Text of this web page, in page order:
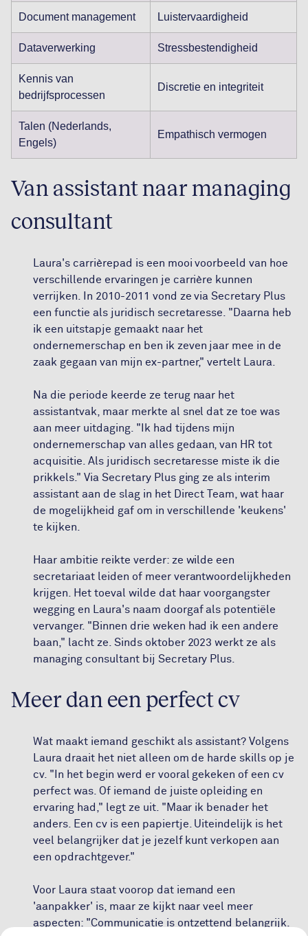
Document management Luistervaardigheid
Dataverwerking Stressbestendigheid
Kennis van
bedrijfsprocessen
Discretie en integriteit
Talen (Nederlands,
Engels)
Empathisch vermogen
Van assistant naar managing
consultant
Laura's carrièrepad is een mooi voorbeeld van hoe
verschillende ervaringen je carrière kunnen
verrijken. In 2010-2011 vond ze via Secretary Plus
een functie als juridisch secretaresse. "Daarna heb
ik een uitstapje gemaakt naar het
ondernemerschap en ben ik zeven jaar mee in de
zaak gegaan van mijn ex-partner," vertelt Laura.
Na die periode keerde ze terug naar het
assistantvak, maar merkte al snel dat ze toe was
aan meer uitdaging. "Ik had tijdens mijn
ondernemerschap van alles gedaan, van HR tot
acquisitie. Als juridisch secretaresse miste ik die
prikkels." Via Secretary Plus ging ze als interim
assistant aan de slag in het Direct Team, wat haar
de mogelijkheid gaf om in verschillende 'keukens'
te kijken.
Haar ambitie reikte verder: ze wilde een
secretariaat leiden of meer verantwoordelijkheden
krijgen. Het toeval wilde dat haar voorgangster
wegging en Laura's naam doorgaf als potentiële
vervanger. "Binnen drie weken had ik een andere
baan," lacht ze. Sinds oktober 2023 werkt ze als
managing consultant bij Secretary Plus.
Meer dan een perfect cv
Wat maakt iemand geschikt als assistant? Volgens
Laura draait het niet alleen om de harde skills op je
cv. "In het begin werd er vooral gekeken of een cv
perfect was. Of iemand de juiste opleiding en
ervaring had," legt ze uit. "Maar ik benader het
anders. Een cv is een papiertje. Uiteindelijk is het
veel belangrijker dat je jezelf kunt verkopen aan
een opdrachtgever."
Voor Laura staat voorop dat iemand een
'aanpakker' is, maar ze kijkt naar veel meer
aspecten: "Communicatie is ontzettend belangrijk.